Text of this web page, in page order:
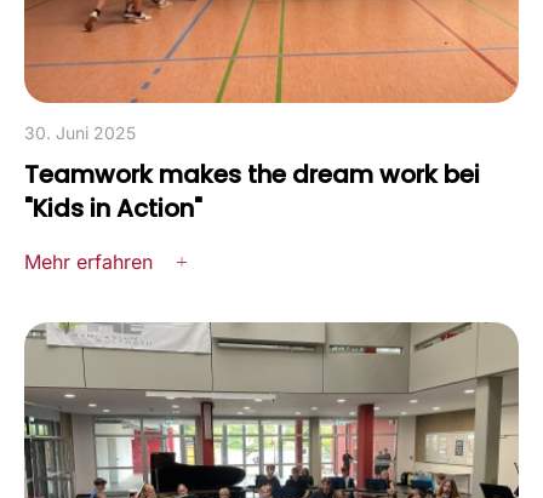
30. Juni 2025
Teamwork makes the dream work bei
"Kids in Action"
Mehr erfahren